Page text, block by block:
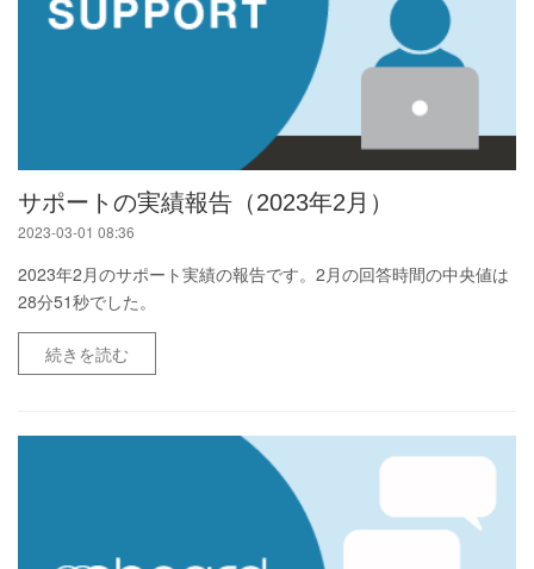
サポートの実績報告（2023年2月）
2023-03-01 08:36
2023年2月のサポート実績の報告です。2月の回答時間の中央値は
28分51秒でした。
続きを読む